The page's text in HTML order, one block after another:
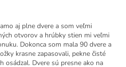
je 5 z 5 hviezdičiek.
aj plne dvere a som veľmi
otvorov a hrúbky stien mi veľmi
Dokonca som mala 90 dvere a
krasne zapasovali, pekne čisté
osádzal. Dvere sú presne ako na